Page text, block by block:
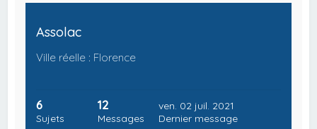
Assolac
Ville réelle : Florence
6
Sujets
12
Messages
ven. 02 juil. 2021
Dernier message